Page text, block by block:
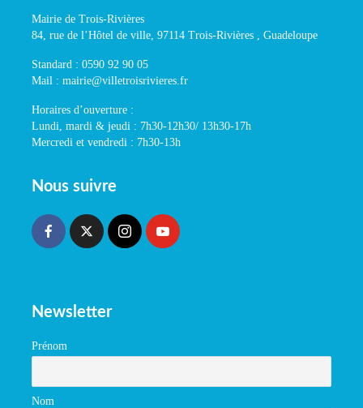
Mairie de Trois-Rivières
84, rue de l’Hôtel de ville, 97114 Trois-Rivières , Guadeloupe
Standard : 0590 92 90 05
Mail : mairie@villetroisrivieres.fr
Horaires d’ouverture :
Lundi, mardi & jeudi : 7h30-12h30/ 13h30-17h
Mercredi et vendredi : 7h30-13h
Nous suivre
Newsletter
Prénom
Nom